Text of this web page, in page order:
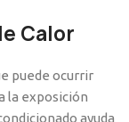
Calor
puede ocurrir
la exposición
ayuda